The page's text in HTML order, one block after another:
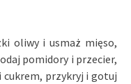
oliwy i usmaż mięso,
pomidory i przecier,
cukrem, przykryj i gotuj